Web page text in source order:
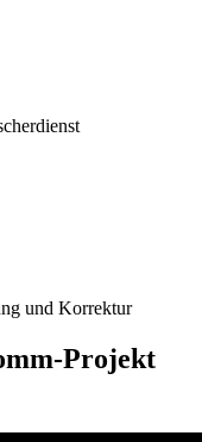
und Korrektur
Projekt